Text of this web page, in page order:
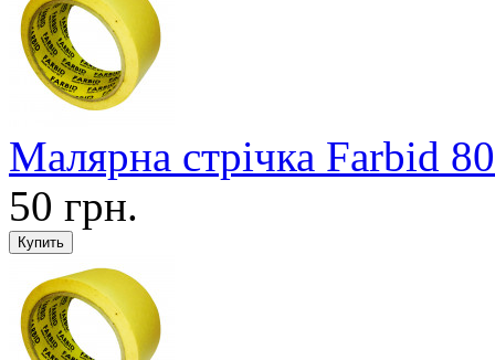
Малярна стрічка Farbid
50 грн.